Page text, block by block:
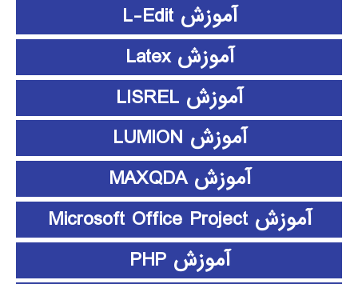
آموزش L-Edit
آموزش Latex
آموزش LISREL
آموزش LUMION
آموزش MAXQDA
آموزش Microsoft Office Project
آموزش PHP